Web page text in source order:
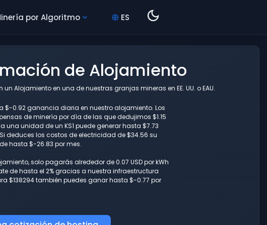
por Algoritmo ES
de Alojamiento
Alojamiento en una de nuestras granjas mineras en EE. UU. o EAU.
$-0.92 ganancia diaria en nuestro alojamiento. Los
de minería por día de las que dedujimos $1.15
una unidad de un KS1 puede generar hasta $7.73
deduces los costos de electricidad de $34.56 su
hasta $-26.83 por mes.
solo pagarás alrededor de 0.07 USD por kWh
de hasta el 2% gracias a nuestra infraestructura
$138294 también puedes ganar hasta $-0.77 por